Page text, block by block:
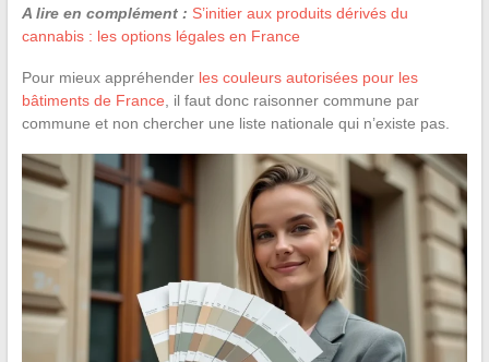
A lire en complément : S’initier aux produits dérivés du
cannabis : les options légales en France
Pour mieux appréhender les couleurs autorisées pour les
bâtiments de France , il faut donc raisonner commune par
commune et non chercher une liste nationale qui n’existe pas.